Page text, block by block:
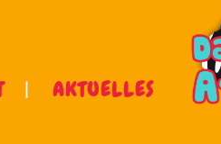
AKTUELLES